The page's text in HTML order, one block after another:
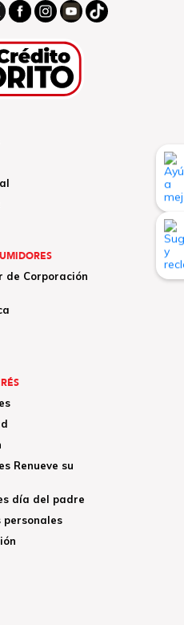
de Corporación
Renueve su
día del padre
personales